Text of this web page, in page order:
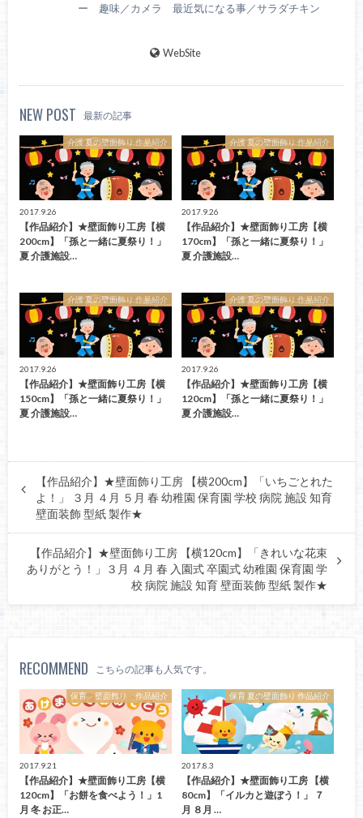
ー 趣味／カメラ 最近気になる事／サラダチキン
WebSite
NEW POST 最新の記事
介護 夏の壁面飾り 作品紹介
2017.9.26
【作品紹介】★壁面飾り工房【横
200cm】「孫と一緒に夏祭り！」
夏 介護施設…
介護 夏の壁面飾り 作品紹介
2017.9.26
【作品紹介】★壁面飾り工房【横
170cm】「孫と一緒に夏祭り！」
夏 介護施設…
介護 夏の壁面飾り 作品紹介
2017.9.26
【作品紹介】★壁面飾り工房【横
150cm】「孫と一緒に夏祭り！」
夏 介護施設…
介護 夏の壁面飾り 作品紹介
2017.9.26
【作品紹介】★壁面飾り工房【横
120cm】「孫と一緒に夏祭り！」
夏 介護施設…
【作品紹介】★壁面飾り工房 【横200cm】「いちごとれた
よ！」 ３月 ４月 ５月 春 幼稚園 保育園 学校 病院 施設 知育
壁面装飾 型紙 製作★
【作品紹介】★壁面飾り工房 【横120cm】「きれいな花束
ありがとう！」３月 ４月 春 入園式 卒園式 幼稚園 保育園 学
校 病院 施設 知育 壁面装飾 型紙 製作★
RECOMMEND こちらの記事も人気です。
保育 壁面飾り 作品紹介
2017.9.21
【作品紹介】★壁面飾り工房【横
120cm】「お餅を食べよう！」1
月 冬 お正…
保育 夏の壁面飾り 作品紹介
2017.8.3
【作品紹介】★壁面飾り工房 【横
80cm】「イルカと遊ぼう！」 ７
月 ８月 …